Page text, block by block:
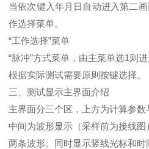
当依次键入年月日自动进入第二
作选择菜单。
“工作选择”菜单
“脉冲”方式菜单，由主菜单选1则进
根据实际测试需要原则按键选择。
三、测试显示主界面介绍
主界面分三个区，上方为计算参数
中间为波形显示（采样前为接线
两条波形。同时显示竖线光标和时